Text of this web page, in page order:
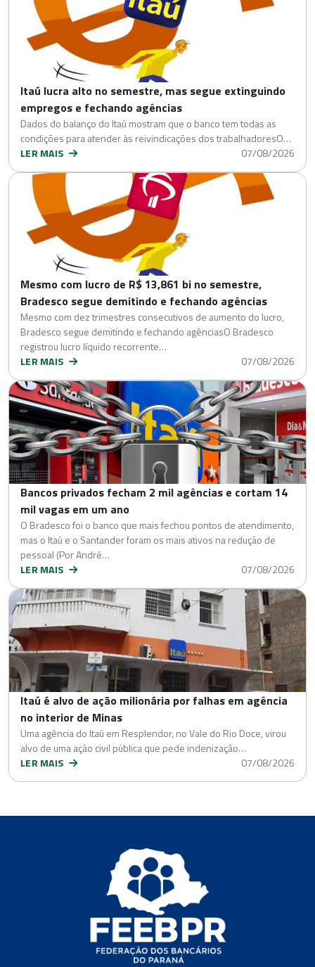
Itaú lucra alto no semestre, mas segue extinguindo
empregos e fechando agências
Dados do balanço do Itaú mostram que o banco tem todas as
condições para atender às reivindicações dos trabalhadoresO…
LER MAIS
07/08/2026
Mesmo com lucro de R$ 13,861 bi no semestre,
Bradesco segue demitindo e fechando agências
Mesmo com dez trimestres consecutivos de aumento do lucro,
Bradesco segue demitindo e fechando agênciasO Bradesco
registrou lucro líquido recorrente…
LER MAIS
07/08/2026
Bancos privados fecham 2 mil agências e cortam 14
mil vagas em um ano
O Bradesco foi o banco que mais fechou pontos de atendimento,
mas o Itaú e o Santander foram os mais ativos na redução de
pessoal (Por André…
LER MAIS
07/08/2026
Itaú é alvo de ação milionária por falhas em agência
no interior de Minas
Uma agência do Itaú em Resplendor, no Vale do Rio Doce, virou
alvo de uma ação civil pública que pede indenização…
LER MAIS
07/08/2026